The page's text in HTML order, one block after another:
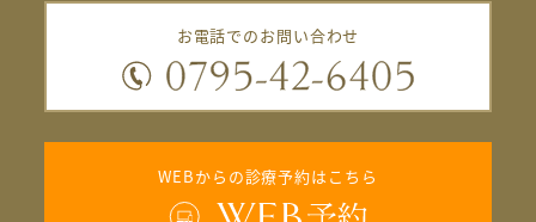
お電話でのお問い合わせ
WEBからの診療予約はこちら